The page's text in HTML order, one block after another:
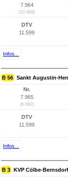
7.964
(10.469)
DTV
11.599
Infos...
B 56 Sankt Augustin-
Nr.
7.965
(6.992)
DTV
11.599
Infos...
B 3 KVP Cölbe-